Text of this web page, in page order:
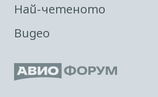
Най-четеното
Видео